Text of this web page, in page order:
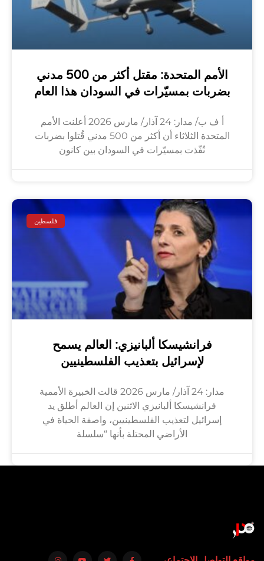
الأمم المتحدة: مقتل أكثر من 500 مدني
بضربات بمسيّرات في السودان هذا العام
أ ف ب/ مدار: 24 آذار/ مارس 2026 أعلنت الأمم
المتحدة الثلاثاء أن أكثر من 500 مدني قُتلوا بضربات
نُفّذت بمسيّرات في السودان بين كانون
فلسطين
فرانشيسكا ألبانيزي: العالم يسمح
لإسرائيل بتعذيب الفلسطينيين
مدار: 24 آذار/ مارس 2026 قالت الخبيرة الأممية
فرانشيسكا ألبانيزي الاثنين إن العالم أطلق يد
إسرائيل لتعذيب الفلسطينيين، واصفة الحياة في
الأراضي المحتلة بأنها “سلسلة